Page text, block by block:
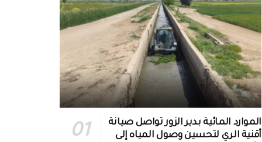
الموارد المائية بدير الزور تواصل صيانة
أقنية الري لتحسين وصول المياه إلى